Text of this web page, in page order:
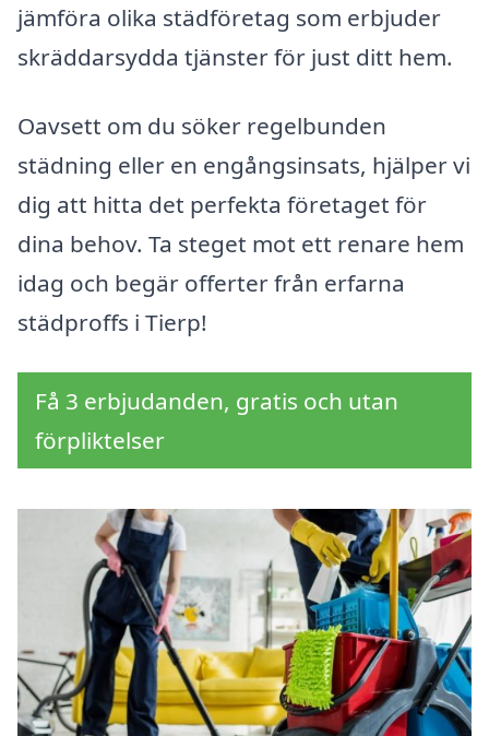
jämföra olika städföretag som erbjuder
skräddarsydda tjänster för just ditt hem.
Oavsett om du söker regelbunden
städning eller en engångsinsats, hjälper vi
dig att hitta det perfekta företaget för
dina behov. Ta steget mot ett renare hem
idag och begär offerter från erfarna
städproffs i Tierp!
Få 3 erbjudanden, gratis och utan
förpliktelser